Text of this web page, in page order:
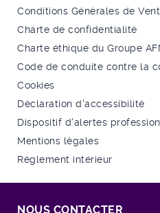
Conditions Générales de
Charte de confidentialité
Charte éthique du Groupe
Code de conduite contre la
Cookies
Déclaration d'accessibilité
Dispositif d'alertes
Mentions légales
Règlement intérieur
NOUS CONTACTER